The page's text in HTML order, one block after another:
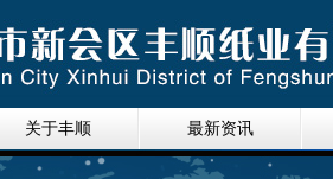
关于丰顺 最新资讯